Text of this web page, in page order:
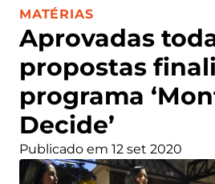
Aprovadas
propostas
programa
Decide’
CATEGORIA:
MATÉRIAS
Publicado em 12 set 2020